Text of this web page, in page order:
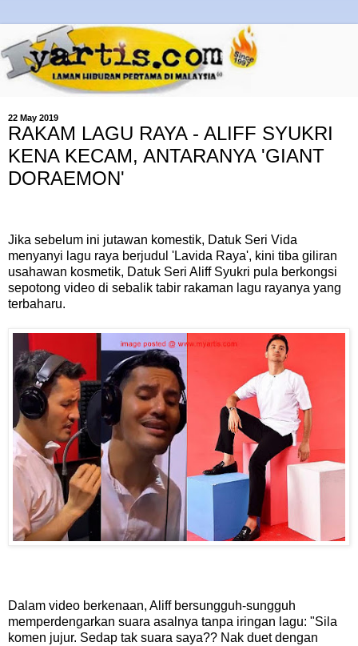
22 May 2019
RAKAM LAGU RAYA - ALIFF SYUKRI
KENA KECAM, ANTARANYA 'GIANT
DORAEMON'
Jika sebelum ini jutawan komestik, Datuk Seri Vida
menyanyi lagu raya berjudul 'Lavida Raya', kini tiba giliran
usahawan kosmetik, Datuk Seri Aliff Syukri pula berkongsi
sepotong video di sebalik tabir rakaman lagu rayanya yang
terbaharu.
Dalam video berkenaan, Aliff bersungguh-sungguh
memperdengarkan suara asalnya tanpa iringan lagu: "Sila
komen jujur. Sedap tak suara saya?? Nak duet dengan